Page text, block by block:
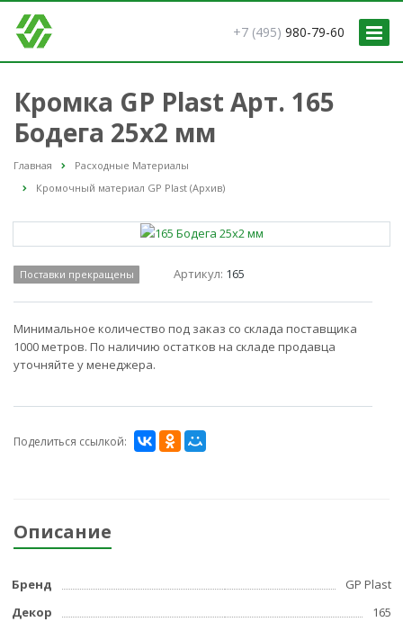
+7 (495) 980-79-60
Кромка GP Plast Арт. 165
Бодега 25x2 мм
Главная
Расходные Материалы
Кромочный материал GP Plast (Архив)
Поставки прекращены Артикул: 165
Минимальное количество под заказ со склада поставщика
1000 метров. По наличию остатков на складе продавца
уточняйте у менеджера.
Поделиться ссылкой:
Описание
Бренд
GP Plast
Декор
165